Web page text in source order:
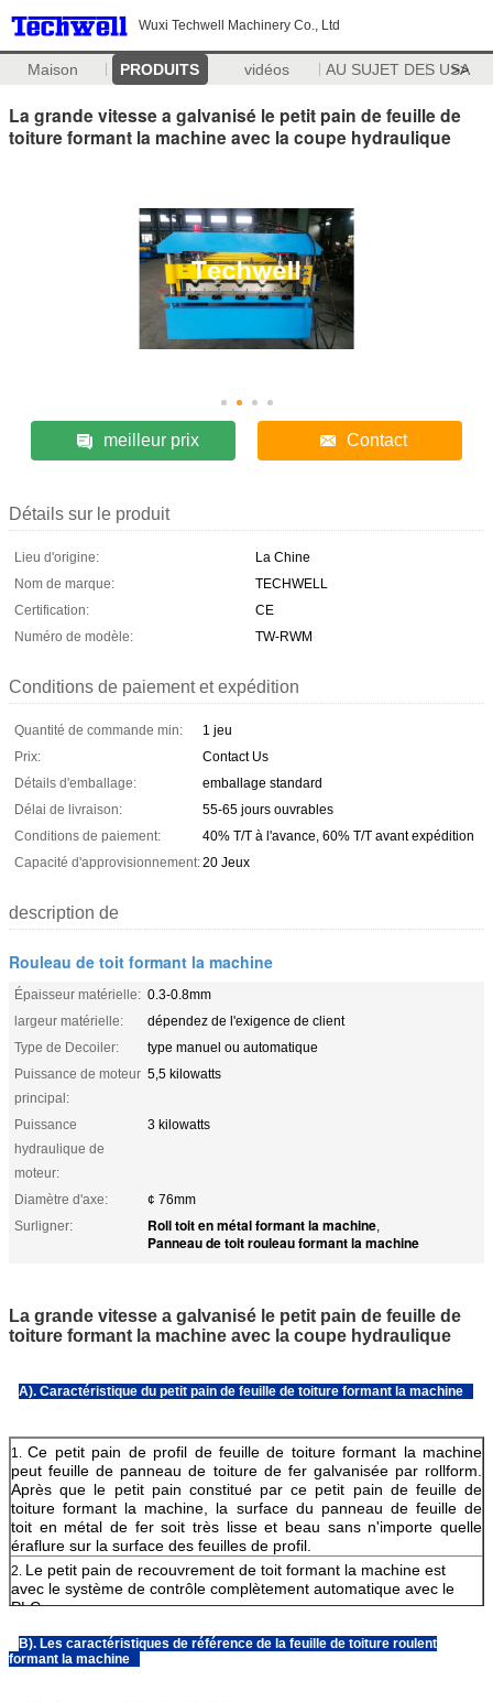
Wuxi Techwell Machinery Co., Ltd
Maison PRODUITS vidéos AU SUJET DES USA
>>
La grande vitesse a galvanisé le petit pain de feuille de
toiture formant la machine avec la coupe hydraulique
meilleur prix Contact
Détails sur le produit
Lieu d'origine:
La Chine
Nom de marque:
TECHWELL
Certification:
CE
Numéro de modèle:
TW-RWM
Conditions de paiement et expédition
Quantité de commande min:
1 jeu
Prix:
Contact Us
Détails d'emballage:
emballage standard
Délai de livraison:
55-65 jours ouvrables
Conditions de paiement:
40% T/T à l'avance, 60% T/T avant expédition
Capacité d'approvisionnement:20 Jeux
description de
Rouleau de toit formant la machine
Épaisseur matérielle: 0.3-0.8mm
largeur matérielle:
dépendez de l'exigence de client
Type de Decoiler:
type manuel ou automatique
Puissance de moteur
principal:
5,5 kilowatts
Puissance
hydraulique de
moteur:
3 kilowatts
Diamètre d'axe:
¢ 76mm
Surligner:
Roll toit en métal formant la machine,
Panneau de toit rouleau formant la machine
La grande vitesse a galvanisé le petit pain de feuille de
toiture formant la machine avec la coupe hydraulique
A). Caractéristique du petit pain de feuille de toiture formant la machine
1.Ce petit pain de profil de feuille de toiture formant la machine
peut feuille de panneau de toiture de fer galvanisée par rollform.
Après que le petit pain constitué par ce petit pain de feuille de
toiture formant la machine, la surface du panneau de feuille de
toit en métal de fer soit très lisse et beau sans n'importe quelle
éraflure sur la surface des feuilles de profil.
2. Le petit pain de recouvrement de toit formant la machine est
avec le système de contrôle complètement automatique avec le
PLC.
4.Opération facile : Clé dans la longueur et la quantité sur le
B). Les caractéristiques de référence de la feuille de toiture roulent
formant la machine